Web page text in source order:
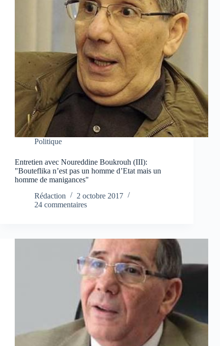
Politique
Entretien avec Noureddine Boukrouh (III):
"Bouteflika n’est pas un homme d’Etat mais un
homme de manigances"
Rédaction
2 octobre 2017
24 commentaires